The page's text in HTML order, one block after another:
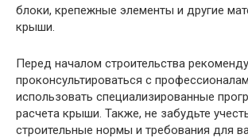
блоки, крепежные элементы и другие
крыши.
Перед началом строительства
проконсультироваться с
использовать специализированные
расчета крыши. Также, не забудьте
строительные нормы и требования для